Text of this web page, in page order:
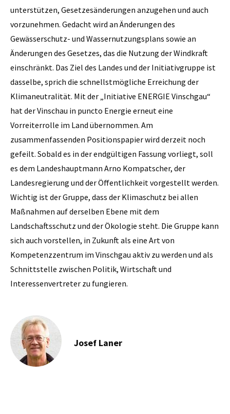
unterstützen, Gesetzesänderungen anzugehen und auch
vorzunehmen. Gedacht wird an Änderungen des
Gewässerschutz- und Wassernutzungsplans sowie an
Änderungen des Gesetzes, das die Nutzung der Windkraft
einschränkt. Das Ziel des Landes und der Initiativgruppe ist
dasselbe, sprich die schnellstmögliche Erreichung der
Klimaneutralität. Mit der „Initiative ENERGIE Vinschgau“
hat der Vinschau in puncto Energie erneut eine
Vorreiterrolle im Land übernommen. Am
zusammenfassenden Positionspapier wird derzeit noch
gefeilt. Sobald es in der endgültigen Fassung vorliegt, soll
es dem Landeshauptmann Arno Kompatscher, der
Landesregierung und der Öffentlichkeit vorgestellt werden.
Wichtig ist der Gruppe, dass der Klimaschutz bei allen
Maßnahmen auf derselben Ebene mit dem
Landschaftsschutz und der Ökologie steht. Die Gruppe kann
sich auch vorstellen, in Zukunft als eine Art von
Kompetenzzentrum im Vinschgau aktiv zu werden und als
Schnittstelle zwischen Politik, Wirtschaft und
Interessenvertreter zu fungieren.
Josef Laner